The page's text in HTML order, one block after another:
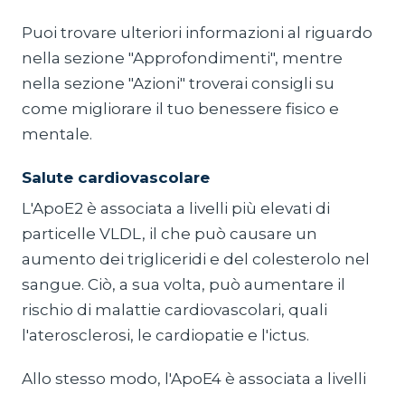
Puoi trovare ulteriori informazioni al riguardo
nella sezione "Approfondimenti", mentre
nella sezione "Azioni" troverai consigli su
come migliorare il tuo benessere fisico e
mentale.
Salute cardiovascolare
L'ApoE2 è associata a livelli più elevati di
particelle VLDL, il che può causare un
aumento dei trigliceridi e del colesterolo nel
sangue. Ciò, a sua volta, può aumentare il
rischio di malattie cardiovascolari, quali
l'aterosclerosi, le cardiopatie e l'ictus.
Allo stesso modo, l'ApoE4 è associata a livelli